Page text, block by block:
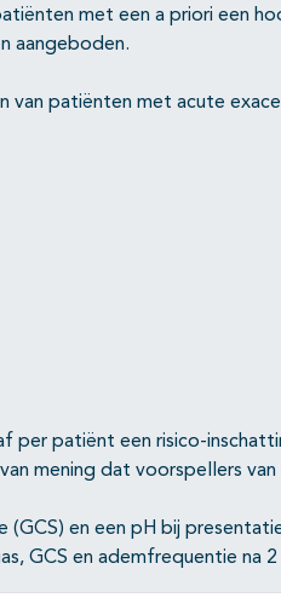
met een a priori een
aangeboden.
van patiënten met acute
per patiënt een risico-
mening dat voorspellers
(GCS) en een pH bij
GCS en ademfrequentie na 2